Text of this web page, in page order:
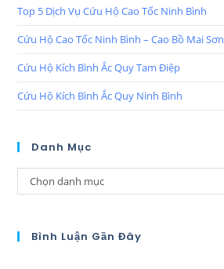
Top 5 Dịch Vụ Cứu Hộ Cao Tốc Ninh Bình
Cứu Hộ Cao Tốc Ninh Bình – Cao Bồ Mai Sơn
Cứu Hộ Kích Bình Ắc Quy Tam Điệp
Cứu Hộ Kích Bình Ắc Quy Ninh Bình
Danh Mục
Chọn danh mục
Bình Luận Gần Đây